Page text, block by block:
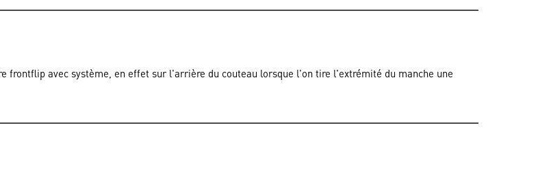
frontflip avec système, en effet sur l'arrière du couteau lorsque l'on tire l'extrémité du manche une